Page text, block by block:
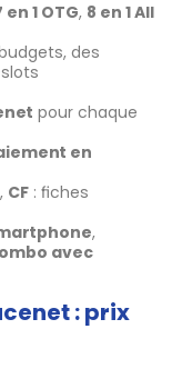
en 1 OTG, 8 en 1 All
des
pour chaque
en
, CF : fiches
,
avec
: prix